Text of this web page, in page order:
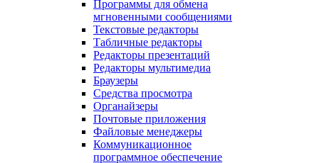
Программы для обмена
мгновенными сообщениями
Текстовые редакторы
Табличные редакторы
Редакторы презентаций
Редакторы мультимедиа
Браузеры
Средства просмотра
Органайзеры
Почтовые приложения
Файловые менеджеры
Коммуникационное
программное обеспечение